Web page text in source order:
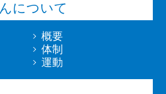
について
概要
体制
運動